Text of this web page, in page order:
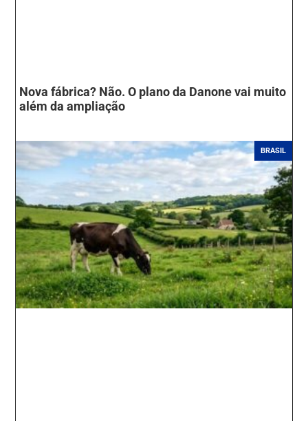
Nova fábrica? Não. O plano da Danone vai muito
além da ampliação
BRASIL